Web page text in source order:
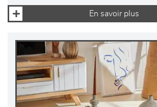
En savoir plus